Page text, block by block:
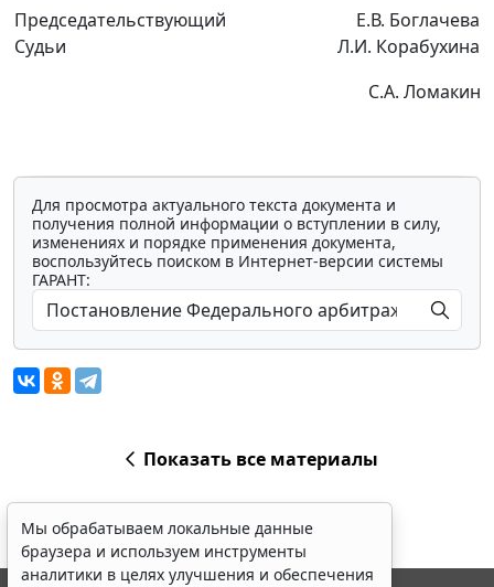
Председательствующий
Судьи
Е.В. Боглачева
Л.И. Корабухина
С.А. Ломакин
Для просмотра актуального текста документа и
получения полной информации о вступлении в силу,
изменениях и порядке применения документа,
воспользуйтесь поиском в Интернет-версии системы
ГАРАНТ:
Показать все материалы
Мы обрабатываем локальные данные
браузера и используем инструменты
аналитики в целях улучшения и обеспечения